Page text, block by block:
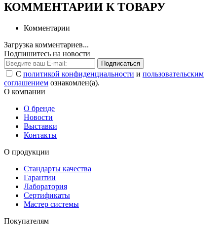
КОММЕНТАРИИ К ТОВАРУ
Комментарии
Загрузка комментариев...
Подпишитесь на новости
Подписаться
С политикой конфиденциальности и пользовательским
соглашением ознакомлен(а).
О компании
О бренде
Новости
Выставки
Контакты
О продукции
Стандарты качества
Гарантии
Лаборатория
Сертификаты
Мастер системы
Покупателям